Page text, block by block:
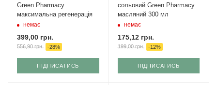
Green Pharmacy
максимальна регенерація
немає
399,00 грн.
556,90грн. -28%
ПІДПИСАТИСЬ
сольовий Green Рharmacy
масляний 300 мл
немає
175,12грн.
199,00грн. -12%
ПІДПИСАТИСЬ